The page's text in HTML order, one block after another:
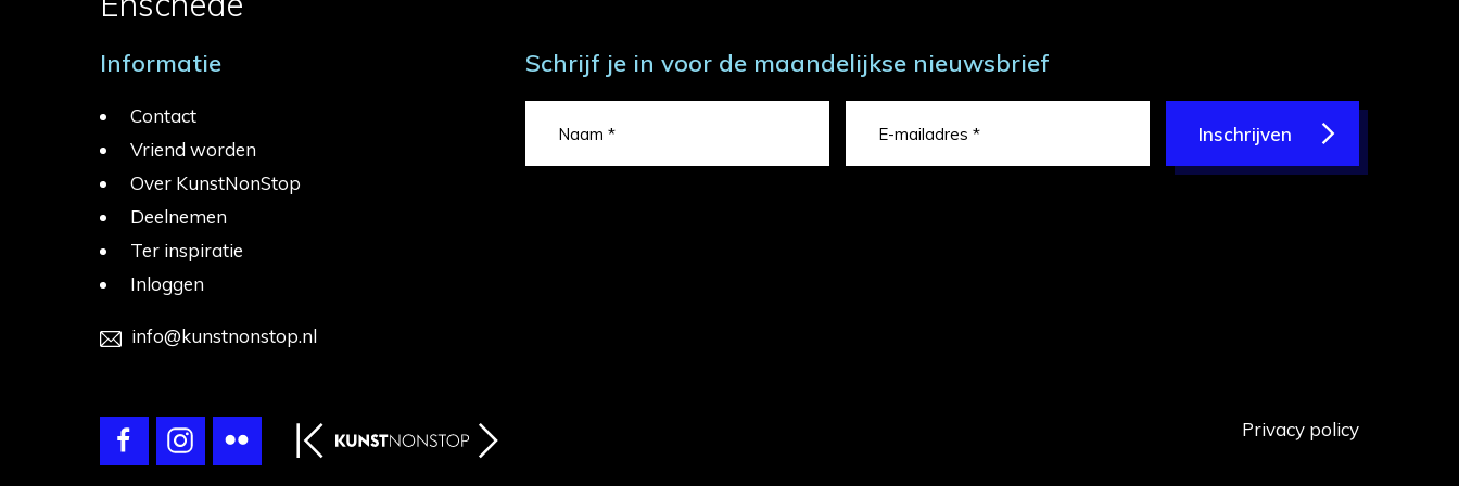
Informatie
Contact
Vriend worden
Over KunstNonStop
Deelnemen
Ter inspiratie
Inloggen
info@kunstnonstop.nl
Schrijf je in voor de maandelijkse nieuwsbrief
Inschrijven
Privacy policy